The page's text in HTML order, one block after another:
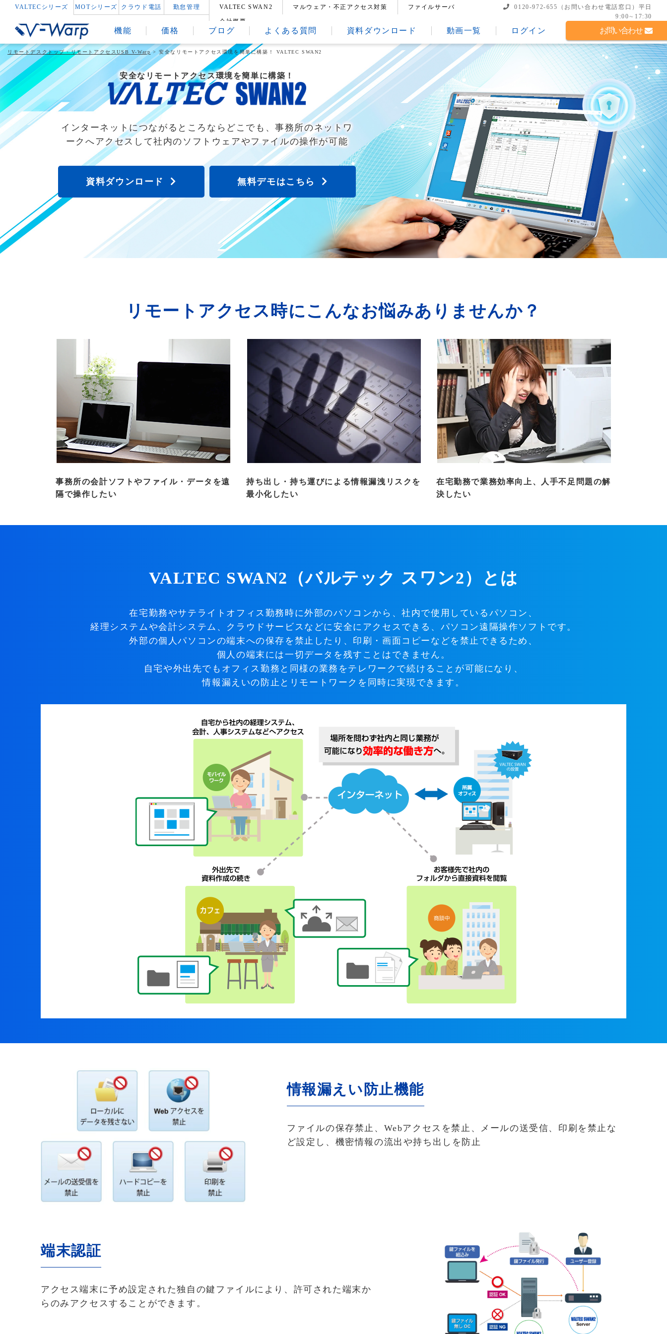
VALTECシリーズ MOTシリーズ クラウド電話 勤怠管理 VALTEC SWAN2 マルウェア・不正アクセス対策 ファイルサーバ
会社概要
0120-972-655 （お問い合わせ電話窓口） 平日
9:00∼17:30
機能 価格 ブログ よくある質問 資料ダウンロード 動画一覧 ログイン お問い合わせ
リモートデスクトップ・リモートアクセスUSB V-Warp>安全なリモートアクセス環境を簡単に構築！ VALTEC SWAN2
安全なリモートアクセス環境を簡単に構築！
インターネットにつながるところならどこでも、事務所のネットワ
ークへアクセスして社内のソフトウェアやファイルの操作が可能
資料ダウンロード 無料デモはこちら
リモートアクセス時にこんなお悩みありませんか？
事務所の会計ソフトやファイル・データを遠
隔で操作したい
持ち出し・持ち運びによる情報漏洩リスクを
最小化したい
在宅勤務で業務効率向上、人手不足問題の解
決したい
VALTEC SWAN2（バルテック スワン2）とは
在宅勤務やサテライトオフィス勤務時に外部のパソコンから、社内で使用しているパソコン、
経理システムや会計システム、クラウドサービスなどに安全にアクセスできる、パソコン遠隔操作ソフトです。
外部の個人パソコンの端末への保存を禁止したり、印刷・画面コピーなどを禁止できるため、
個人の端末には一切データを残すことはできません。
自宅や外出先でもオフィス勤務と同様の業務をテレワークで続けることが可能になり、
情報漏えいの防止とリモートワークを同時に実現できます。
情報漏えい防止機能
ファイルの保存禁止、Webアクセスを禁止、メールの送受信、印刷を禁止な
ど設定し、機密情報の流出や持ち出しを防止
端末認証
アクセス端末に予め設定された独自の鍵ファイルにより、許可された端末か
らのみアクセスすることができます。